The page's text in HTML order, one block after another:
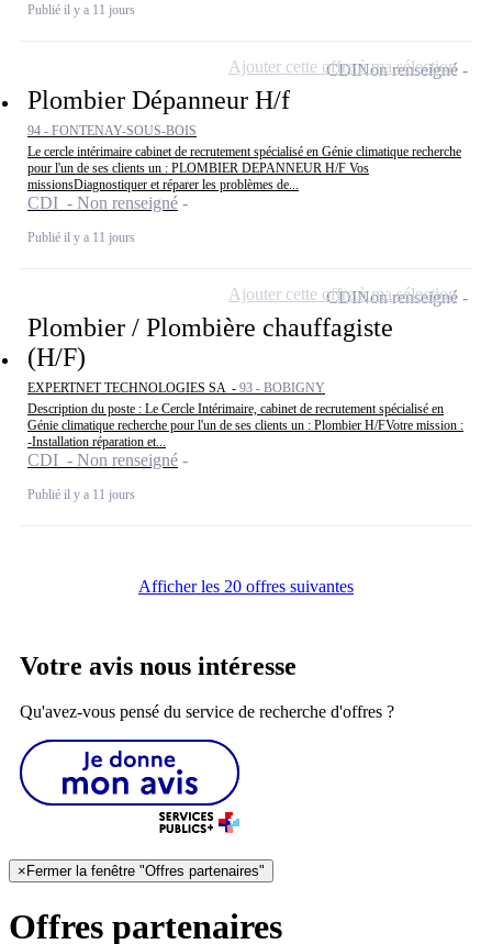
Publié il y a 11 jours
Plombier Dépanneur H/f
94 - FONTENAY-SOUS-BOIS
Le cercle intérimaire cabinet de recrutement spécialisé en Génie climatique recherche
pour l'un de ses clients un : PLOMBIER DEPANNEUR H/F Vos
missionsDiagnostiquer et réparer les problèmes de...
CDI - Non renseigné
Publié il y a 11 jours
CDINon renseigné
Ajouter cette offre à ma sélection
Plombier / Plombière chauffagiste
(H/F)
EXPERTNET TECHNOLOGIES SA - 93 - BOBIGNY
Description du poste : Le Cercle Intérimaire, cabinet de recrutement spécialisé en
Génie climatique recherche pour l'un de ses clients un : Plombier H/FVotre mission :
-Installation réparation et...
CDI - Non renseigné
Publié il y a 11 jours
CDINon renseigné
Ajouter cette offre à ma sélection
Afficher les 20 offres suivantes
Votre avis nous intéresse
Qu'avez-vous pensé du service de recherche d'offres ?
× Fermer la fenêtre "Offres partenaires"
Offres partenaires